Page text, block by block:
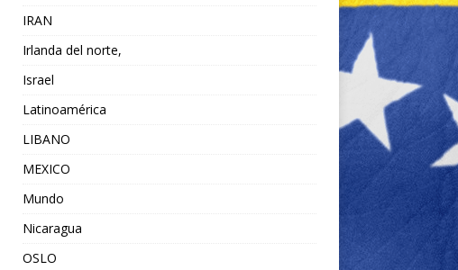
IRAN
Irlanda del norte,
Israel
Latinoamérica
LIBANO
MEXICO
Mundo
Nicaragua
OSLO